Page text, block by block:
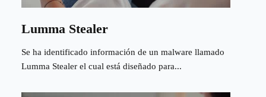
Lumma Stealer
Se ha identificado información de un malware llamado
Lumma Stealer el cual está diseñado para...